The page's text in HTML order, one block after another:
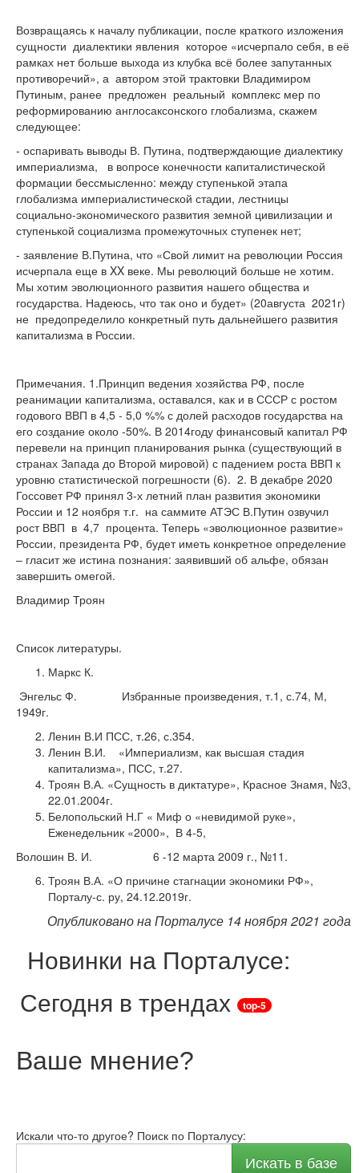
Возвращаясь к началу публикации, после краткого изложения
сущности диалектики явления которое «исчерпало себя, в её
рамках нет больше выхода из клубка всё более запутанных
противоречий», а автором этой трактовки Владимиром
Путиным, ранее предложен реальный комплекс мер по
реформированию англосаксонского глобализма, скажем
следующее:
- оспаривать выводы В. Путина, подтверждающие диалектику
империализма, в вопросе конечности капиталистической
формации бессмысленно: между ступенькой этапа
глобализма империалистической стадии, лестницы
социально-экономического развития земной цивилизации и
ступенькой социализма промежуточных ступенек нет;
- заявление В.Путина, что «Свой лимит на революции Россия
исчерпала еще в XX веке. Мы революций больше не хотим.
Мы хотим эволюционного развития нашего общества и
государства. Надеюсь, что так оно и будет» (20августа 2021г)
не предопределило конкретный путь дальнейшего развития
капитализма в России.
Примечания. 1.Принцип ведения хозяйства РФ, после
реанимации капитализма, оставался, как и в СССР с ростом
годового ВВП в 4,5 - 5,0 %% с долей расходов государства на
его создание около -50%. В 2014году финансовый капитал РФ
перевели на принцип планирования рынка (существующий в
странах Запада до Второй мировой) с падением роста ВВП к
уровню статистической погрешности (6). 2. В декабре 2020
Госсовет РФ принял 3-х летний план развития экономики
России и 12 ноября т.г. на саммите АТЭС В.Путин озвучил
рост ВВП в 4,7 процента. Теперь «эволюционное развитие»
России, президента РФ, будет иметь конкретное определение
– гласит же истина познания: заявивший об альфе, обязан
завершить омегой.
Владимир Троян
Список литературы.
Маркс К.
Энгельс Ф. Избранные произведения, т.1, с.74, М,
1949г.
Ленин В.И ПСС, т.26, с.354.
Ленин В.И. «Империализм, как высшая стадия
капитализма», ПСС, т.27.
Троян В.А. «Сущность в диктатуре», Красное Знамя, №3,
22.01.2004г.
Белопольский Н.Г « Миф о «невидимой руке»,
Еженедельник «2000», В 4-5,
Волошин В. И. 6 -12 марта 2009 г., №11.
Троян В.А. «О причине стагнации экономики РФ»,
Порталу-с. ру, 24.12.2019г.
Опубликовано на Порталусе 14 ноября 2021 года
Новинки на Порталусе:
Сегодня в трендах
top-5
Ваше мнение?
Искали что-то другое? Поиск по Порталусу:
Искать в базе